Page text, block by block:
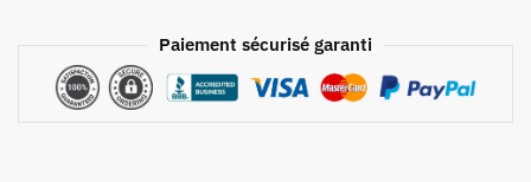
Paiement sécurisé garanti